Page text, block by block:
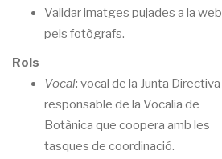
Validar imatges pujades a la web
pels fotògrafs.
Rols
Vocal: vocal de la Junta Directiva
responsable de la Vocalia de
Botànica que coopera amb les
tasques de coordinació.